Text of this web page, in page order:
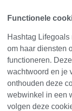
Functionele
Hashtag
om haar diensten
functioneren.
wachtwoord en je
onthouden deze
webwinkel in een
volgen deze